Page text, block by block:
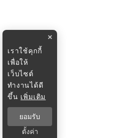
×
เราใช้คุกกี้
เพื่อให้
เว็บไซต์
ทำงานได้ดี
ขึ้น เพิ่มเติม
ยอมรับ
ตั้งค่า